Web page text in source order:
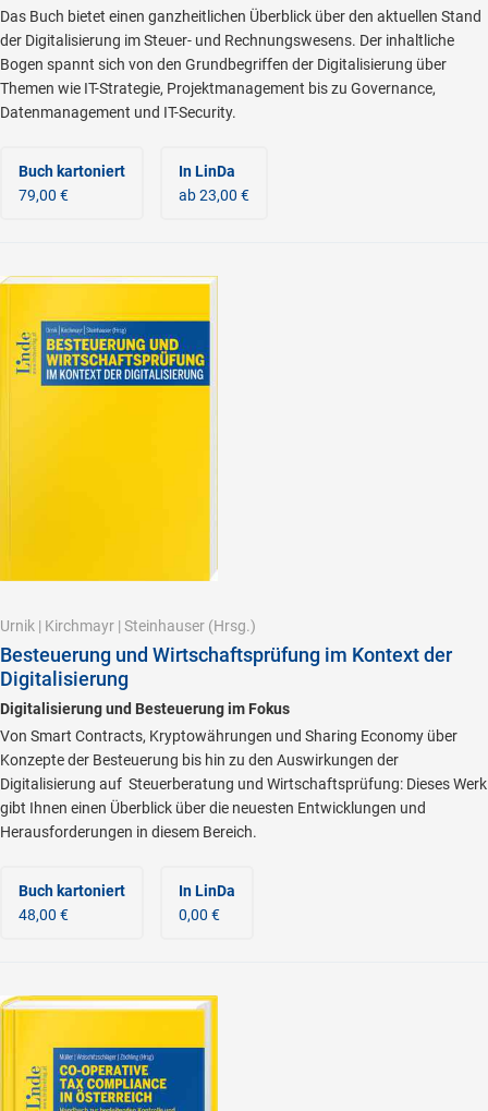
Das Buch bietet einen ganzheitlichen Überblick über den aktuellen Stand
der Digitalisierung im Steuer- und Rechnungswesens. Der inhaltliche
Bogen spannt sich von den Grundbegriffen der Digitalisierung über
Themen wie IT-Strategie, Projektmanagement bis zu Governance,
Datenmanagement und IT-Security.
Buch kartoniert
79,00 €
In LinDa
ab 23,00 €
Urnik | Kirchmayr | Steinhauser (Hrsg.)
Besteuerung und Wirtschaftsprüfung im Kontext der
Digitalisierung
Digitalisierung und Besteuerung im Fokus
Von Smart Contracts, Kryptowährungen und Sharing Economy über
Konzepte der Besteuerung bis hin zu den Auswirkungen der
Digitalisierung auf Steuerberatung und Wirtschaftsprüfung: Dieses Werk
gibt Ihnen einen Überblick über die neuesten Entwicklungen und
Herausforderungen in diesem Bereich.
Buch kartoniert
48,00 €
In LinDa
0,00 €